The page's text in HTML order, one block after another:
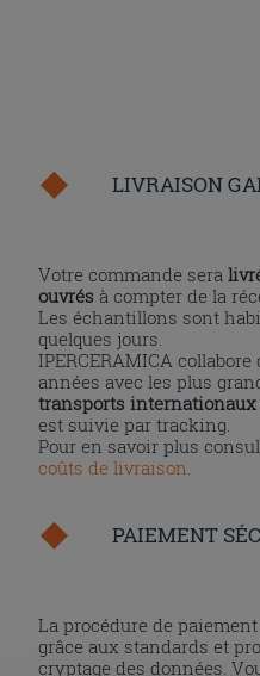
LIVRAISON
Votre commande sera
ouvrés à compter de la
Les échantillons sont
quelques jours.
IPERCERAMICA
années avec les plus
transports internationaux
est suivie par tracking.
Pour en savoir plus
coûts de livraison
PAIEMENT
La procédure de
grâce aux standards et
cryptage des données.